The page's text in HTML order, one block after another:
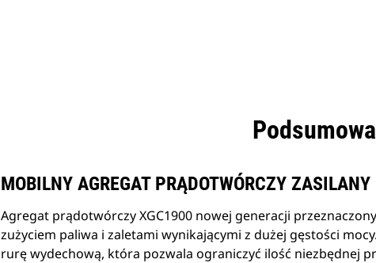
MOBILNY AGREGAT PRĄDOTWÓRCZY
Agregat prądotwórczy XGC1900 nowej generacji
zużyciem paliwa i zaletami wynikającymi z dużej gęstości
rurę wydechową, która pozwala ograniczyć ilość niezbędnej